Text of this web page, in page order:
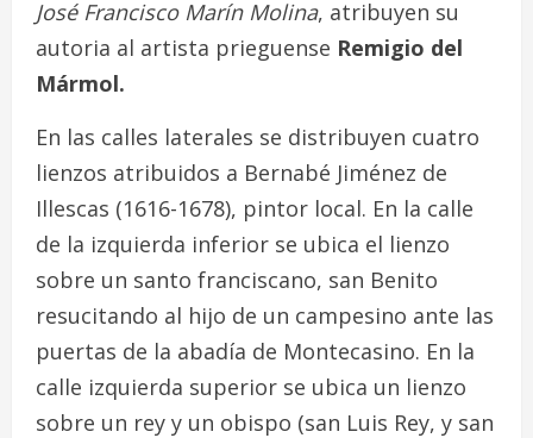
José Francisco Marín Molina, atribuyen su
autoria al artista prieguense Remigio del
Mármol.
En las calles laterales se distribuyen cuatro
lienzos atribuidos a Bernabé Jiménez de
Illescas (1616-1678), pintor local. En la calle
de la izquierda inferior se ubica el lienzo
sobre un santo franciscano, san Benito
resucitando al hijo de un campesino ante las
puertas de la abadía de Montecasino. En la
calle izquierda superior se ubica un lienzo
sobre un rey y un obispo (san Luis Rey, y san